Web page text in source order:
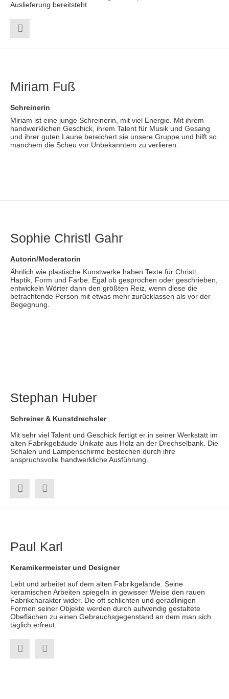
Auslieferung bereitsteht.
Miriam Fuß
Schreinerin
Miriam ist eine junge Schreinerin, mit viel Energie. Mit ihrem
handwerklichen Geschick, ihrem Talent für Musik und Gesang
und ihrer guten Laune bereichert sie unsere Gruppe und hilft so
manchem die Scheu vor Unbekanntem zu verlieren.
Sophie Christl Gahr
Autorin/Moderatorin
Ähnlich wie plastische Kunstwerke haben Texte für Christl,
Haptik, Form und Farbe. Egal ob gesprochen oder geschrieben,
entwickeln Wörter dann den größten Reiz, wenn diese die
betrachtende Person mit etwas mehr zurücklassen als vor der
Begegnung.
Stephan Huber
Schreiner & Kunstdrechsler
Mit sehr viel Talent und Geschick fertigt er in seiner Werkstatt im
alten Fabrikgebäude Unikate aus Holz an der Drechselbank. Die
Schalen und Lampenschirme bestechen durch ihre
anspruchsvolle handwerkliche Ausführung.
Paul Karl
Keramikermeister und Designer
Lebt und arbeitet auf dem alten Fabrikgelände. Seine
keramischen Arbeiten spiegeln in gewisser Weise den rauen
Fabrikcharakter wider. Die oft schlichten und geradlinigen
Formen seiner Objekte werden durch aufwendig gestaltete
Obeflächen zu einen Gebrauchsgegenstand an dem man sich
täglich erfreut.